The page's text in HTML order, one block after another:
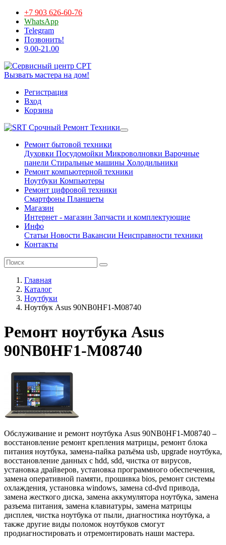
+7 903 626-60-76
WhatsApp
Telegram
Позвонить!
9.00-21.00
Вызвать мастера на дом!
Регистрация
Вход
Корзина
Срочный Ремонт Техники
Ремонт бытовой техники
Духовки Посудомойки Микроволновки Варочные
панели Стиральные машины Холодильники
Ремонт компьютерной техники
Ноутбуки Компьютеры
Ремонт цифровой техники
Смартфоны Планшеты
Магазин
Интернет - магазин Запчасти и комплектующие
Инфо
Статьи Новости Вакансии Неисправности техники
Контакты
Главная
Каталог
Ноутбуки
Ноутбук Asus 90NB0HF1-M08740
Ремонт ноутбука Asus
90NB0HF1-M08740
Обслуживание и ремонт ноутбука Asus 90NB0HF1-M08740 –
восстановление ремонт крепления матрицы, ремонт блока
питания ноутбука, замена-пайка разъёма usb, upgrade ноутбука,
восстановление данных с hdd, sdd, чистка от вирусов,
установка драйверов, установка программного обеспечения,
замена оперативной памяти, прошивка bios, ремонт системы
охлаждения, установка windows, замена cd-dvd привода,
замена жесткого диска, замена аккумулятора ноутбука, замена
разъема питания, замена клавиатуры, замена матрицы
дисплея, чистка ноутбука от пыли, диагностика ноутбука, а
также другие виды поломок ноутбуков смогут
продиагностировать и отремонтировать наши мастера.